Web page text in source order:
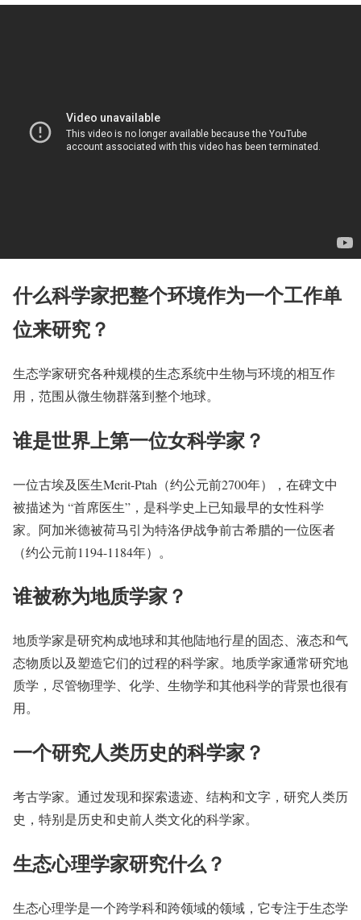
什么科学家把整个环境作为一个工作单
位来研究？
生态学家研究各种规模的生态系统中生物与环境的相互作
用，范围从微生物群落到整个地球。
谁是世界上第一位女科学家？
一位古埃及医生Merit-Ptah（约公元前2700年），在碑文中
被描述为 “首席医生”，是科学史上已知最早的女性科学
家。阿加米德被荷马引为特洛伊战争前古希腊的一位医者
（约公元前1194-1184年）。
谁被称为地质学家？
地质学家是研究构成地球和其他陆地行星的固态、液态和气
态物质以及塑造它们的过程的科学家。地质学家通常研究地
质学，尽管物理学、化学、生物学和其他科学的背景也很有
用。
一个研究人类历史的科学家？
考古学家。通过发现和探索遗迹、结构和文字，研究人类历
史，特别是历史和史前人类文化的科学家。
生态心理学家研究什么？
生态心理学是一个跨学科和跨领域的领域，它专注于生态学